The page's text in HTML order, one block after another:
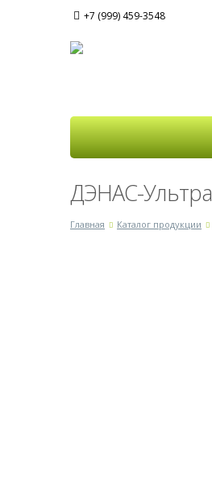
+7 (999) 459-3548
ДЭНАС-Ультра
Главная Каталог продукции